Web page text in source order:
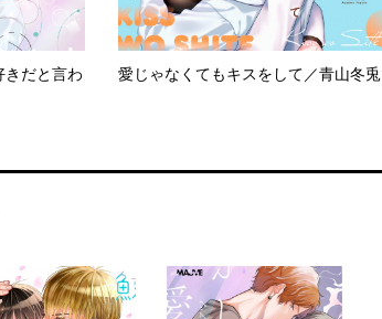
きだと言わ
愛じゃなくてもキスをして／青山冬兎